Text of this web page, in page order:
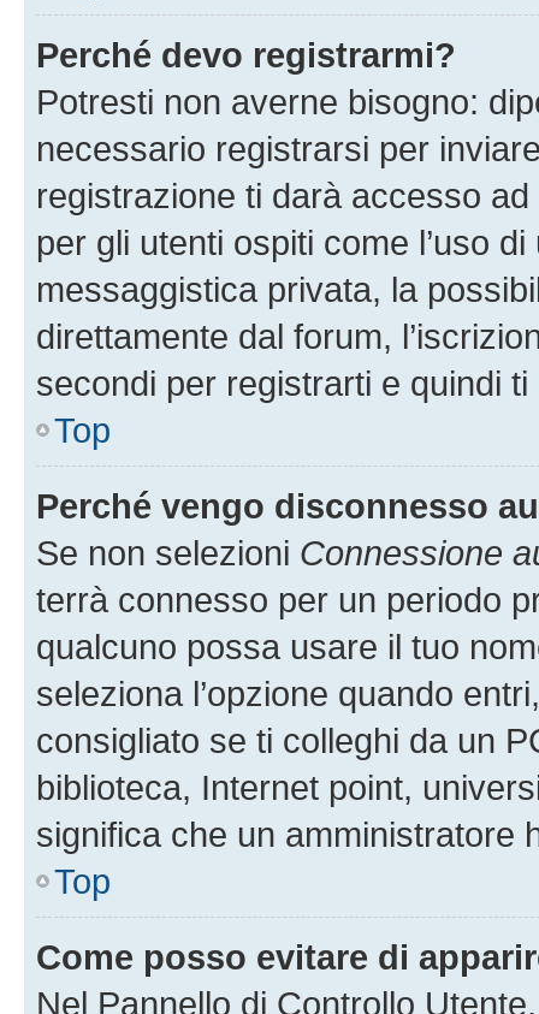
Perché devo registrarmi?
Potresti non averne bisogno:
necessario registrarsi per
registrazione ti darà accesso
per gli utenti ospiti come l’uso
messaggistica privata, la
direttamente dal forum,
secondi per registrarti e quindi
Top
Perché vengo disconnesso
Se non selezioni Connessione
terrà connesso per un periodo
qualcuno possa usare il tuo
seleziona l’opzione quando
consigliato se ti colleghi da un
biblioteca, Internet point,
significa che un amministratore
Top
Come posso evitare di
Nel Pannello di Controllo